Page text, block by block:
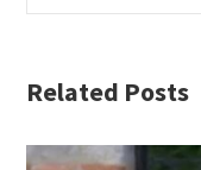
Related Posts